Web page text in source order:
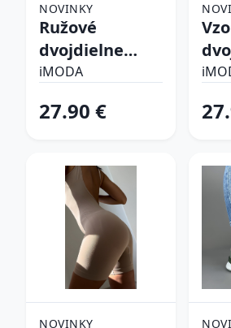
NOVINKY
Ružové
dvojdielne
plavky
iMODA
27.90 €
NOVINKY